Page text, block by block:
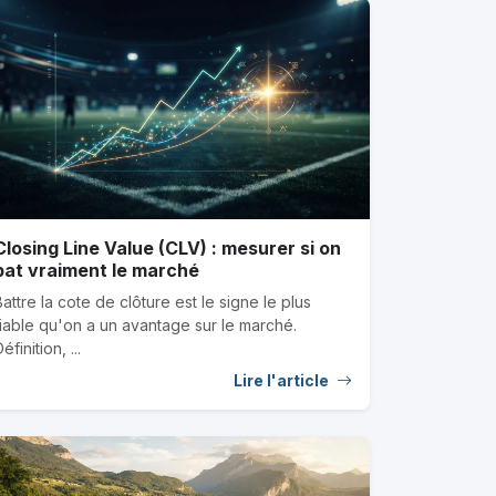
Line Value (CLV) : mesurer si on
vraiment le marché
la cote de clôture est le signe le plus
qu'on a un avantage sur le marché.
...
Lire l'article